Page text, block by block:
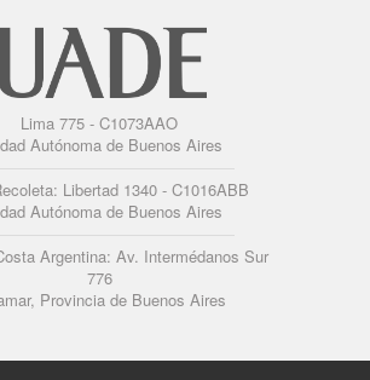
Lima 775 - C1073AAO
Autónoma de Buenos Aires
Libertad 1340 - C1016ABB
Autónoma de Buenos Aires
Argentina: Av. Intermédanos Sur
776
Provincia de Buenos Aires